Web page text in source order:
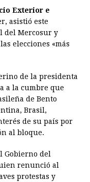
n
k
e
I
n
a
i
l
i
n
t
L
n
Exterior e
asistió este
del Mercosur y
elecciones «más
de la presidenta
a la cumbre que
de Bento
Brasil,
de su país por
al bloque.
Gobierno del
renunció al
protestas y